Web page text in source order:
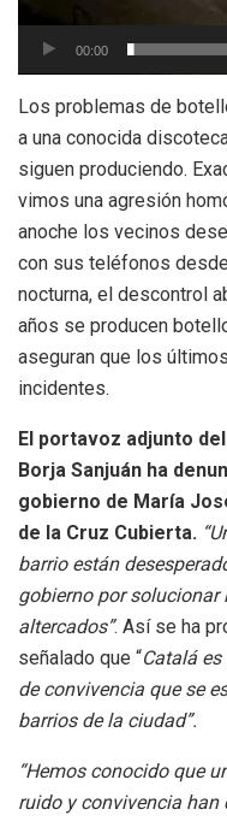
00:00
Los problemas de
a una conocida
siguen produciendo.
vimos una agresión
anoche los vecinos
con sus teléfonos
nocturna, el descontrol
años se producen
aseguran que los
incidentes.
El portavoz adjunto
Borja Sanjuán ha
gobierno de María
de la Cruz Cubierta.
barrio están
gobierno por solucionar
altercados”. Así se ha
señalado que “Catalá
de convivencia que se
barrios de la ciudad”.
“Hemos conocido que
ruido y convivencia han